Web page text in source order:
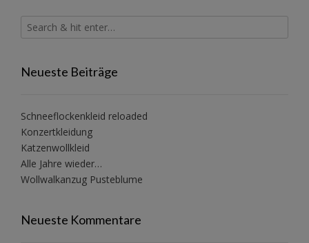
Neueste Beiträge
Schneeflockenkleid reloaded
Konzertkleidung
Katzenwollkleid
Alle Jahre wieder…
Wollwalkanzug Pusteblume
Neueste Kommentare